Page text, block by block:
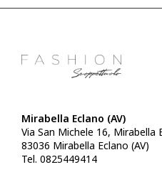
Mirabella Eclano (AV)
Via San Michele 16, Mirabella
83036 Mirabella Eclano (AV)
Tel. 0825449414